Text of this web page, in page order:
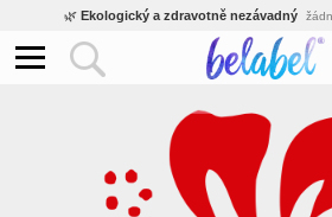
🌿 Ekologický a zdravotně nezávadný
Inovativní výroba vlastní vývoj,
Rychlé dodání expedujeme
Výhodné pro firmy
Kvalita pod kontrolou jsme přímý
Eshop s tradicí od roku 2010 tisíce